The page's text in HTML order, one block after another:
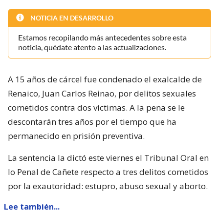
NOTICIA EN DESARROLLO
Estamos recopilando más antecedentes sobre esta
noticia, quédate atento a las actualizaciones.
A 15 años de cárcel fue condenado el exalcalde de
Renaico, Juan Carlos Reinao, por delitos sexuales
cometidos contra dos víctimas. A la pena se le
descontarán tres años por el tiempo que ha
permanecido en prisión preventiva.
La sentencia la dictó este viernes el Tribunal Oral en
lo Penal de Cañete respecto a tres delitos cometidos
por la exautoridad: estupro, abuso sexual y aborto.
Lee también...